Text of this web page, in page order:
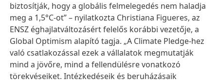
biztosítják, hogy a globális felmelegedés nem haladja
meg a 1,5°C-ot” – nyilatkozta Christiana Figueres, az
ENSZ éghajlatváltozásért felelős korábbi vezetője, a
Global Optimism alapító tagja. „A Climate Pledge-hez
való csatlakozással ezek a vállalatok megmutatják
mind a jövőre, mind a fellendülésre vonatkozó
törekvéseiket. Intézkedéseik és beruházásaik